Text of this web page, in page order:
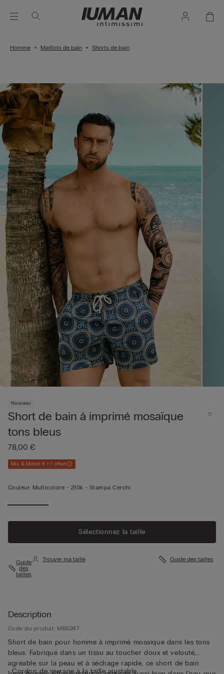
Homme Maillots de bain Shorts de bain
Nouveau
Short de bain à imprimé mosaïque
tons bleus
78,00 €
Mix & Match 4 + 1 offert
Couleur: Multicolore - 210k - Stampa Cerchi
Sélectionnez la taille
Guide
des
tailles
Trouver ma taille Guide des tailles
Description
Code du produit: MB0247
Short de bain pour homme à imprimé mosaïque dans les tons
bleus. Fabriqué dans un tissu au toucher doux et velouté,
agréable sur la peau et à séchage rapide, ce short de bain
• Cordon de serrage à la taille ajustable